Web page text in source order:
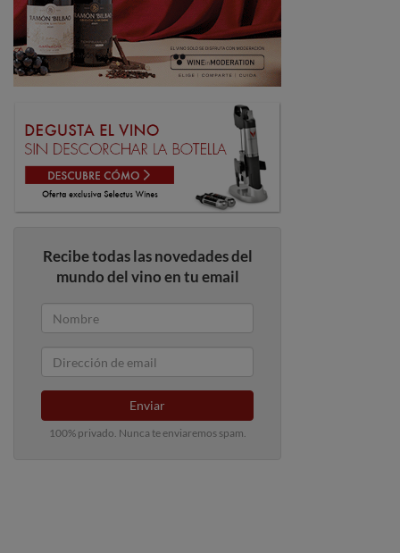
Recibe todas las novedades del
mundo del vino en tu email
Enviar
100% privado. Nunca te enviaremos spam.